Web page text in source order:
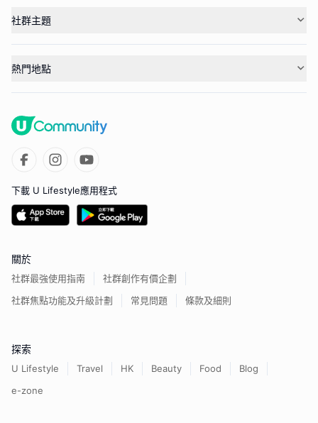
社群主題
熱門地點
下載 U Lifestyle應用程式
關於
社群最強使用指南
社群創作有價企劃
社群焦點功能及升級計劃
常見問題 條款及細則
探索
U Lifestyle Travel HK Beauty Food
Blog
e-zone